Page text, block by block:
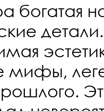
богатая
мифы,